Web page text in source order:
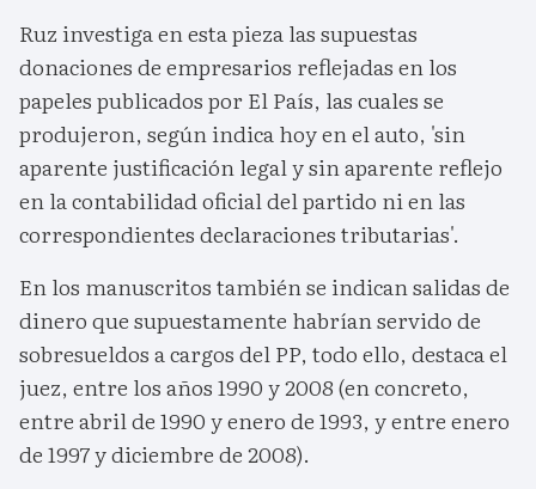
Ruz investiga en esta pieza las supuestas
donaciones de empresarios reflejadas en los
papeles publicados por El País, las cuales se
produjeron, según indica hoy en el auto, 'sin
aparente justificación legal y sin aparente reflejo
en la contabilidad oficial del partido ni en las
correspondientes declaraciones tributarias'.
En los manuscritos también se indican salidas de
dinero que supuestamente habrían servido de
sobresueldos a cargos del PP, todo ello, destaca el
juez, entre los años 1990 y 2008 (en concreto,
entre abril de 1990 y enero de 1993, y entre enero
de 1997 y diciembre de 2008).